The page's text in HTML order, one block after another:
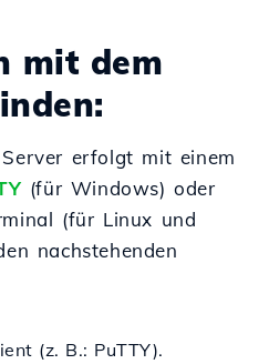
mit dem
erfolgt mit einem
(für Windows) oder
(für Linux und
nachstehenden
(z. B.: PuTTY).